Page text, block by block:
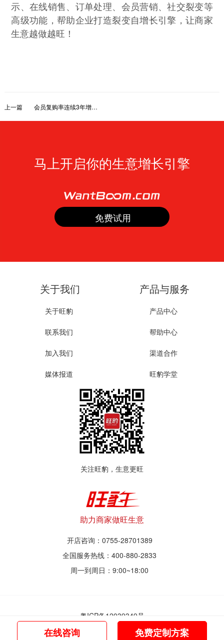
示、在线销售、订单处理、会员营销、社交裂变等
高级功能，帮助企业打造裂变自增长引擎，让商家
生意越做越旺！
上一篇 会员复购率连续3年增长，爱慕这样做私域
马上开启你的生意增长引擎
关于我们
关于旺豹
联系我们
加入我们
媒体报道
产品与服务
产品中心
帮助中心
渠道合作
旺豹学堂
关注旺豹，生意更旺
助力商家做旺生意
开店咨询：0755-28701389
全国服务热线：400-880-2833
周一到周日：9:00~18:00
粤ICP备12039349号
© 2017~2021 深圳市旺豹智能商业服务有限公司
在线咨询 免费定制方案